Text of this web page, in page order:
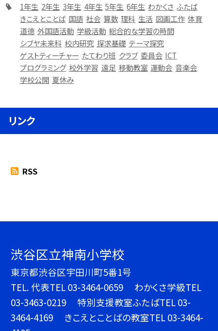
1年生 2年生 3年生 4年生 5年生 6年生 わかくさ ふたば
きこえとことば 国語 社会 算数 理科 生活 図画工作 体育
道徳 外国語活動 学級活動 総合的な学習の時間
シブヤ未来科 校内研究 探求基礎 テーマ探究
ゲストティーチャー たてわり班 クラブ 委員会 ICT
プログラミング 校外学習 遠足 移動教室 運動会 音楽会
学校公開 夏休み
リンク
RSS
渋谷区立神南小学校
東京都渋谷区宇田川町5番1号
TEL.代表TEL 03-3464-0659 わかくさ学級TEL
03-3463-0219 特別支援教室ふたばTEL 03-
3464-4169 きこえとことばの教室TEL 03-3464-